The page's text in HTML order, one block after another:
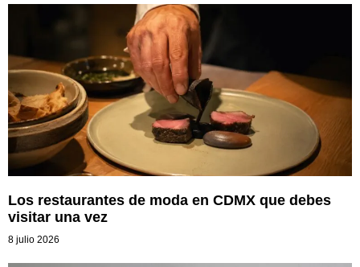
Los restaurantes de moda en CDMX que debes
visitar una vez
8 julio 2026